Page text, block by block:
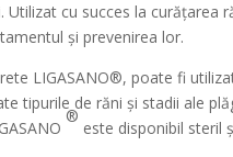
Utilizat cu succes la curățarea
și prevenirea lor.
LIGASANO®, poate fi
tipurile de răni și stadii ale
®
este disponibil steril